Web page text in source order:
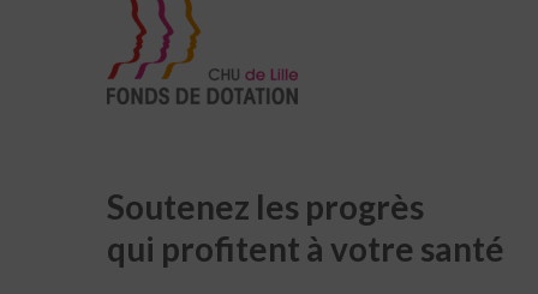
Soutenez les progrès
qui profitent à votre santé